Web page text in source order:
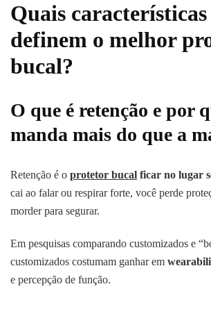
Quais
definem o melhor
bucal?
O que é retenção e por
manda mais do que a
Retenção é o protetor bucal ficar no lugar
cai ao falar ou respirar forte, você perde
morder para segurar.
Em pesquisas comparando customizados e
customizados costumam ganhar em
e percepção de função.